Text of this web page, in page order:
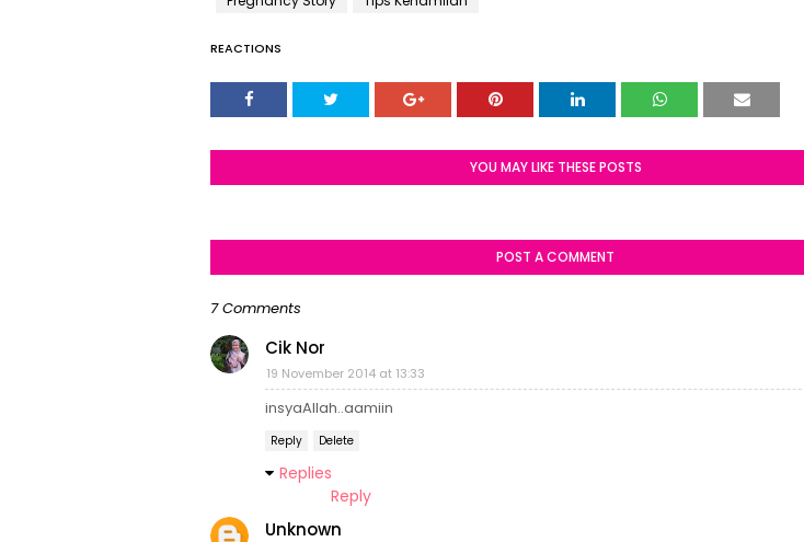
REACTIONS
YOU MAY LIKE THESE POSTS
POST A COMMENT
7 Comments
Cik Nor
19 November 2014 at 13:33
insyaAllah..aamiin
Reply Delete
Replies
Reply
Unknown